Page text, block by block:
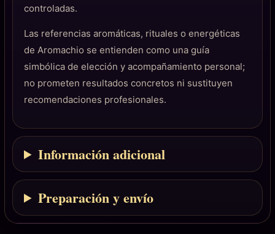
controladas.
Las referencias aromáticas, rituales o energéticas
de Aromachio se entienden como una guía
simbólica de elección y acompañamiento personal;
no prometen resultados concretos ni sustituyen
recomendaciones profesionales.
Información adicional
Preparación y envío